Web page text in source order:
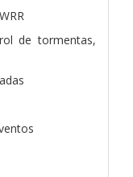
de tormentas,